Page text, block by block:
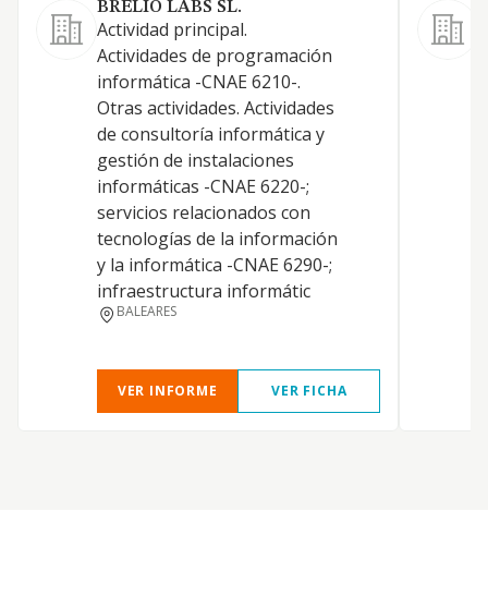
BRELIO LABS SL.
Actividad principal.
Actividades de programación
informática -CNAE 6210-.
Otras actividades. Actividades
de consultoría informática y
gestión de instalaciones
informáticas -CNAE 6220-;
servicios relacionados con
tecnologías de la información
y la informática -CNAE 6290-;
infraestructura informátic
BALEARES
VER INFORME VER FICHA